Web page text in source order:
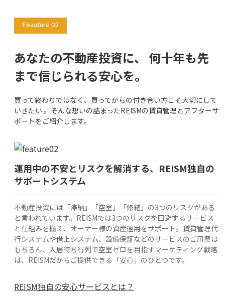
Feauture 02
あなたの不動産投資に、 何十年も先
まで信じられる安心を。
買って終わりではなく、買ってからの付き合い方こそ大切にして
いきたい 。そんな想いの詰まったREISMの賃貸管理とアフターサ
ポートをご紹介します。
運用中の不安とリスクを解消する、REISM独自の
サポートシステム
不動産投資には「滞納」「空室」「修繕」の3つのリスクがある
と言われています。REISMでは3つのリスクを回避するサービス
と仕組みを揃え、オーナー様の資産運用をサポート。賃貸管理代
行システムや借上システム、設備保証などのサービスのご用意は
もちろん、入居待ち行列で空室ゼロを目指すマーケティング戦略
は、REISMだからご提供できる「安心」のひとつです。
REISM独自の安心サービスとは？